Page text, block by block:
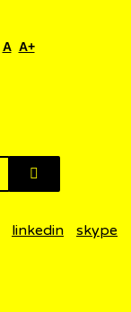
A A+
linkedin skype